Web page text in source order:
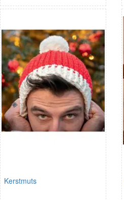
Kerstmuts